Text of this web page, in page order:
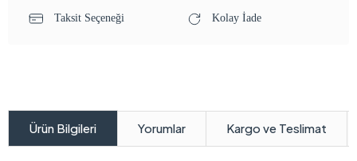
Taksit Seçeneği Kolay İade
Ürün Bilgileri Yorumlar Kargo ve Teslimat